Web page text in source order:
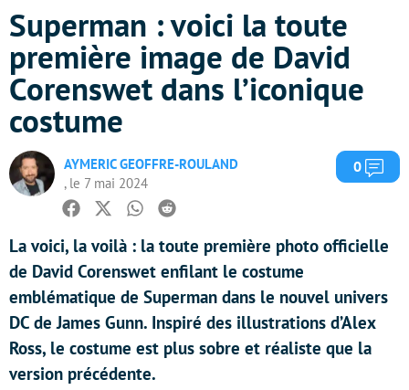
Superman : voici la toute
première image de David
Corenswet dans l’iconique
costume
AYMERIC GEOFFRE-ROULAND
, le 7 mai 2024
0
Facebook
TwitterWhatsapp
Reddit
La voici, la voilà : la toute première photo officielle
de David Corenswet enfilant le costume
emblématique de Superman dans le nouvel univers
DC de James Gunn. Inspiré des illustrations d’Alex
Ross, le costume est plus sobre et réaliste que la
version précédente.